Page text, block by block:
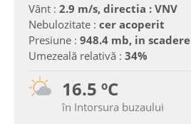
Vânt : 2.9 m/s, directia : VNV
Nebulozitate : cer acoperit
Presiune : 948.4 mb, in scadere
Umezeală relativă : 34%
16.5 ºC
în Intorsura buzaului